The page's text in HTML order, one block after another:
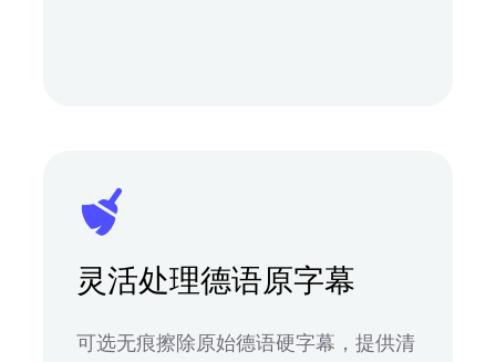
灵活处理德语原字幕
可选无痕擦除原始德语硬字幕，提供清